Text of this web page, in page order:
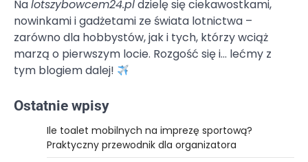
Nalotszybowcem24.pldzielę się ciekawostkami,
nowinkami i gadżetami ze świata lotnictwa –
zarówno dla hobbystów, jak i tych, którzy wciąż
marzą o pierwszym locie. Rozgość się i… lećmy z
tym blogiem dalej!
Ostatnie wpisy
Ile toalet mobilnych na imprezę sportową?
Praktyczny przewodnik dla organizatora